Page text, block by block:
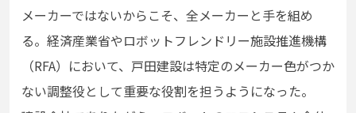
メーカーではないからこそ、全メーカーと手を組め
る。経済産業省やロボットフレンドリー施設推進機構
（RFA）において、戸田建設は特定のメーカー色がつか
ない調整役として重要な役割を担うようになった。